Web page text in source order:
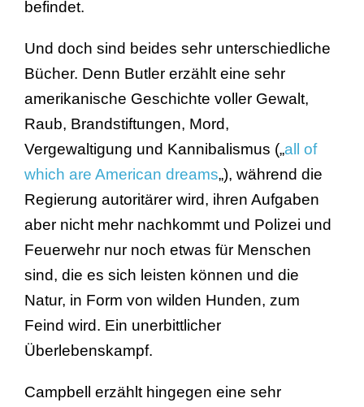
befindet.
Und doch sind beides sehr unterschiedliche
Bücher. Denn Butler erzählt eine sehr
amerikanische Geschichte voller Gewalt,
Raub, Brandstiftungen, Mord,
Vergewaltigung und Kannibalismus („all of
which are American dreams„), während die
Regierung autoritärer wird, ihren Aufgaben
aber nicht mehr nachkommt und Polizei und
Feuerwehr nur noch etwas für Menschen
sind, die es sich leisten können und die
Natur, in Form von wilden Hunden, zum
Feind wird. Ein unerbittlicher
Überlebenskampf.
Campbell erzählt hingegen eine sehr